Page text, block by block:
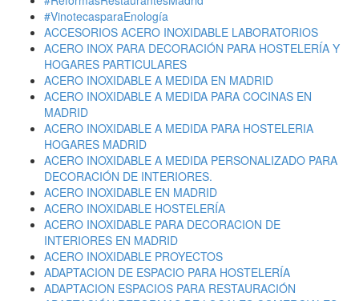
#VinotecasparaEnología
ACCESORIOS ACERO INOXIDABLE LABORATORIOS
ACERO INOX PARA DECORACIÓN PARA HOSTELERÍA Y
HOGARES PARTICULARES
ACERO INOXIDABLE A MEDIDA EN MADRID
ACERO INOXIDABLE A MEDIDA PARA COCINAS EN
MADRID
ACERO INOXIDABLE A MEDIDA PARA HOSTELERIA
HOGARES MADRID
ACERO INOXIDABLE A MEDIDA PERSONALIZADO PARA
DECORACIÓN DE INTERIORES.
ACERO INOXIDABLE EN MADRID
ACERO INOXIDABLE HOSTELERÍA
ACERO INOXIDABLE PARA DECORACION DE
INTERIORES EN MADRID
ACERO INOXIDABLE PROYECTOS
ADAPTACION DE ESPACIO PARA HOSTELERÍA
ADAPTACION ESPACIOS PARA RESTAURACIÓN